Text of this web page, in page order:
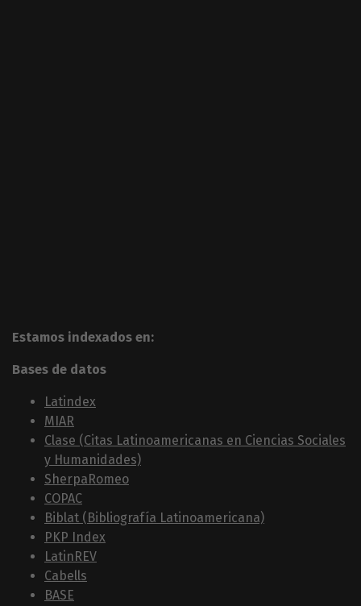
Estamos indexados en:
Bases de datos
Latindex
MIAR
Clase (Citas Latinoamericanas en Ciencias Sociales
y Humanidades)
SherpaRomeo
COPAC
Biblat (Bibliografía Latinoamericana)
PKP Index
LatinREV
Cabells
BASE